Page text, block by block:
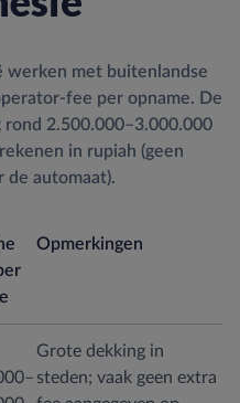
werken met buitenlandse
fee per opname. De
2.500.000–3.000.000
in rupiah (geen
de automaat).
Opmerkingen
Grote dekking in
steden; vaak geen extra